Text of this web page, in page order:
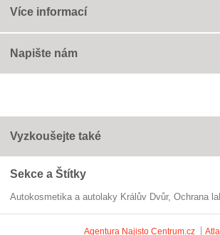
Více informací
Napište nám
Vyzkoušejte také
Sekce a Štítky
Autokosmetika a autolaky Králův Dvůr ochrana
Agentura Najisto Centrum.cz